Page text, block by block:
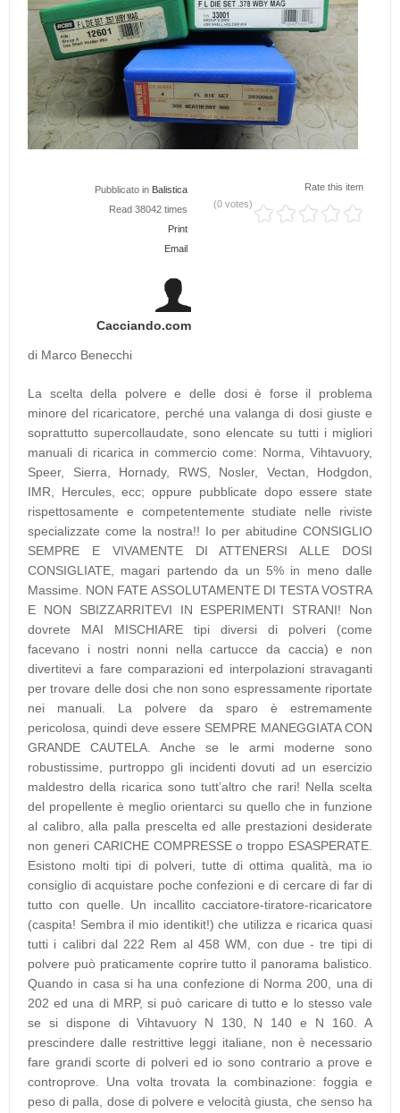
Pubblicato in Balistica
Read 38042 times
Print
Email
Rate this item
(0 votes)
Cacciando.com
di Marco Benecchi
La scelta della polvere e delle dosi è forse il problema
minore del ricaricatore, perché una valanga di dosi giuste e
soprattutto supercollaudate, sono elencate su tutti i migliori
manuali di ricarica in commercio come: Norma, Vihtavuory,
Speer, Sierra, Hornady, RWS, Nosler, Vectan, Hodgdon,
IMR, Hercules, ecc; oppure pubblicate dopo essere state
rispettosamente e competentemente studiate nelle riviste
specializzate come la nostra!! Io per abitudine CONSIGLIO
SEMPRE E VIVAMENTE DI ATTENERSI ALLE DOSI
CONSIGLIATE, magari partendo da un 5% in meno dalle
Massime. NON FATE ASSOLUTAMENTE DI TESTA VOSTRA
E NON SBIZZARRITEVI IN ESPERIMENTI STRANI! Non
dovrete MAI MISCHIARE tipi diversi di polveri (come
facevano i nostri nonni nella cartucce da caccia) e non
divertitevi a fare comparazioni ed interpolazioni stravaganti
per trovare delle dosi che non sono espressamente riportate
nei manuali. La polvere da sparo è estremamente
pericolosa, quindi deve essere SEMPRE MANEGGIATA CON
GRANDE CAUTELA. Anche se le armi moderne sono
robustissime, purtroppo gli incidenti dovuti ad un esercizio
maldestro della ricarica sono tutt’altro che rari! Nella scelta
del propellente è meglio orientarci su quello che in funzione
al calibro, alla palla prescelta ed alle prestazioni desiderate
non generi CARICHE COMPRESSE o troppo ESASPERATE.
Esistono molti tipi di polveri, tutte di ottima qualità, ma io
consiglio di acquistare poche confezioni e di cercare di far di
tutto con quelle. Un incallito cacciatore-tiratore-ricaricatore
(caspita! Sembra il mio identikit!) che utilizza e ricarica quasi
tutti i calibri dal 222 Rem al 458 WM, con due - tre tipi di
polvere può praticamente coprire tutto il panorama balistico.
Quando in casa si ha una confezione di Norma 200, una di
202 ed una di MRP, si può caricare di tutto e lo stesso vale
se si dispone di Vihtavuory N 130, N 140 e N 160. A
prescindere dalle restrittive leggi italiane, non è necessario
fare grandi scorte di polveri ed io sono contrario a prove e
controprove. Una volta trovata la combinazione: foggia e
peso di palla, dose di polvere e velocità giusta, che senso ha